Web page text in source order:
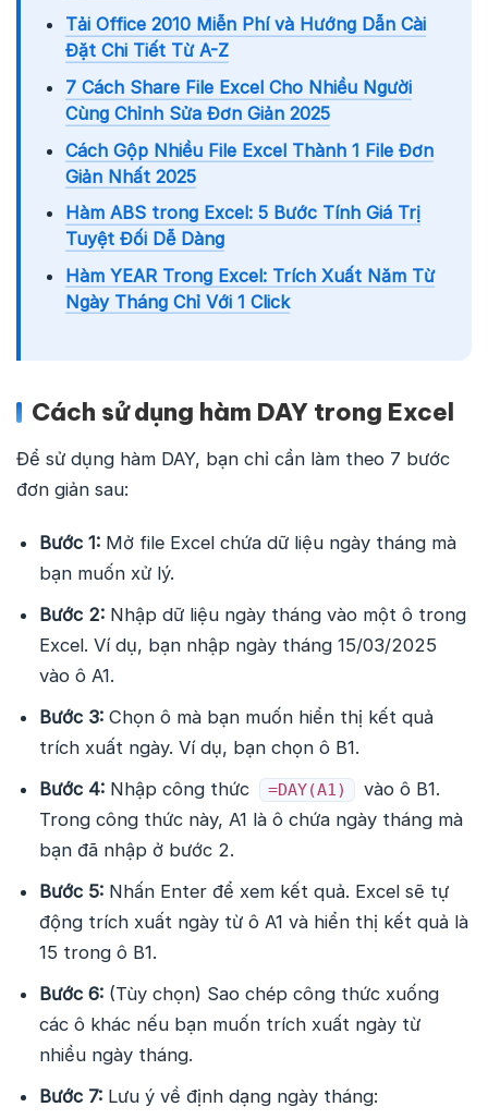
Tải Office 2010 Miễn Phí và Hướng Dẫn Cài
Đặt Chi Tiết Từ A-Z
7 Cách Share File Excel Cho Nhiều Người
Cùng Chỉnh Sửa Đơn Giản 2025
Cách Gộp Nhiều File Excel Thành 1 File Đơn
Giản Nhất 2025
Hàm ABS trong Excel: 5 Bước Tính Giá Trị
Tuyệt Đối Dễ Dàng
Hàm YEAR Trong Excel: Trích Xuất Năm Từ
Ngày Tháng Chỉ Với 1 Click
Cách sử dụng hàm DAY trong Excel
Để sử dụng hàm DAY, bạn chỉ cần làm theo 7 bước
đơn giản sau:
Bước 1: Mở file Excel chứa dữ liệu ngày tháng mà
bạn muốn xử lý.
Bước 2: Nhập dữ liệu ngày tháng vào một ô trong
Excel. Ví dụ, bạn nhập ngày tháng 15/03/2025
vào ô A1.
Bước 3: Chọn ô mà bạn muốn hiển thị kết quả
trích xuất ngày. Ví dụ, bạn chọn ô B1.
Bước 4: Nhập công thức =DAY(A1)
vào ô B1.
Trong công thức này, A1 là ô chứa ngày tháng mà
bạn đã nhập ở bước 2.
Bước 5: Nhấn Enter để xem kết quả. Excel sẽ tự
động trích xuất ngày từ ô A1 và hiển thị kết quả là
15 trong ô B1.
Bước 6: (Tùy chọn) Sao chép công thức xuống
các ô khác nếu bạn muốn trích xuất ngày từ
nhiều ngày tháng.
Bước 7: Lưu ý về định dạng ngày tháng: